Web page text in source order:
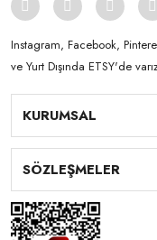
Instagram, Facebook,
ve Yurt Dışında ETSY'de
KURUMSAL
SÖZLEŞMELER